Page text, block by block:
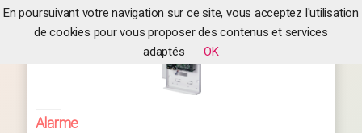
Alarme
En poursuivant votre navigation sur ce site, vous acceptez l'utilisation
de cookies pour vous proposer des contenus et services
adaptés
OK